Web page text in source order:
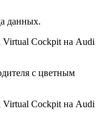
данных.
с цветным